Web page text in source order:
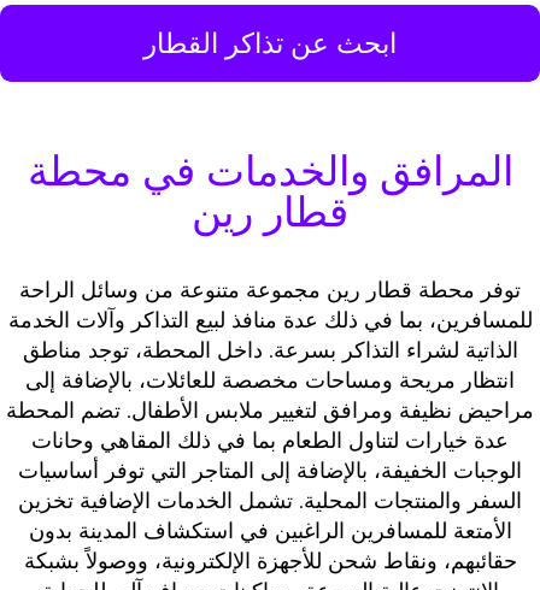
ابحث عن تذاكر القطار
المرافق والخدمات في محطة
قطار رين
توفر محطة قطار رين مجموعة متنوعة من وسائل الراحة
للمسافرين، بما في ذلك عدة منافذ لبيع التذاكر وآلات الخدمة
الذاتية لشراء التذاكر بسرعة. داخل المحطة، توجد مناطق
انتظار مريحة ومساحات مخصصة للعائلات، بالإضافة إلى
مراحيض نظيفة ومرافق لتغيير ملابس الأطفال. تضم المحطة
عدة خيارات لتناول الطعام بما في ذلك المقاهي وحانات
الوجبات الخفيفة، بالإضافة إلى المتاجر التي توفر أساسيات
السفر والمنتجات المحلية. تشمل الخدمات الإضافية تخزين
الأمتعة للمسافرين الراغبين في استكشاف المدينة بدون
حقائبهم، ونقاط شحن للأجهزة الإلكترونية، ووصولاً بشبكة